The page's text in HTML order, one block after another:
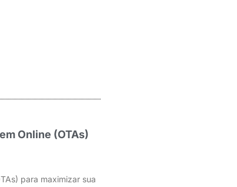
Online (OTAs)
para maximizar sua